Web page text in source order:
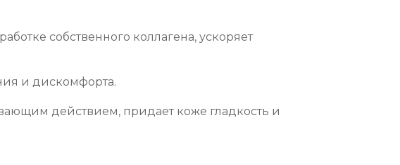
собственного коллагена, ускоряет
и дискомфорта.
действием, придает коже гладкость и